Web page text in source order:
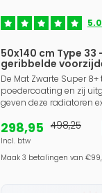
50x140 cm Type
geribbelde
De Mat Zwarte Super
poedercoating en zij
geven deze radiatoren
298,95
Incl. btw
498,25
Maak 3 betalingen van